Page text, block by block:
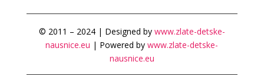
© 2011 – 2024 | Designed by www.zlate-detske-
nausnice.eu | Powered bywww.zlate-detske-
nausnice.eu